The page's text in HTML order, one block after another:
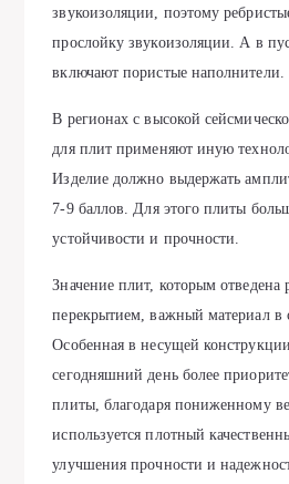
звукоизоляции, поэтому
прослойку звукоизоляции. А в
включают пористые наполнители.
В регионах с высокой
для плит применяют иную
Изделие должно выдержать
7-9 баллов. Для этого плиты
устойчивости и прочности.
Значение плит, которым отведена
перекрытием, важный материал в
Особенная в несущей
сегодняшний день более
плиты, благодаря пониженному
используется плотный
улучшения прочности и